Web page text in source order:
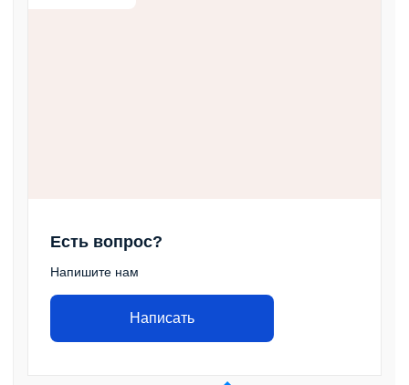
Есть вопрос?
Напишите нам
Написать